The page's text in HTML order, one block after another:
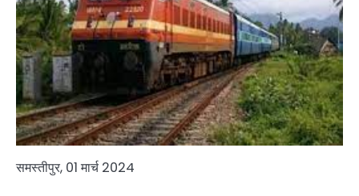
समस्तीपुर, 01 मार्च 2024